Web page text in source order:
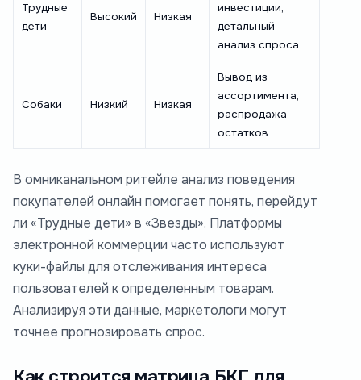
Трудные
дети
Высокий Низкая
инвестиции,
детальный
анализ спроса
Собаки Низкий Низкая
Вывод из
ассортимента,
распродажа
остатков
В омниканальном ритейле анализ поведения
покупателей онлайн помогает понять, перейдут
ли «Трудные дети» в «Звезды». Платформы
электронной коммерции часто используют
куки-файлы для отслеживания интереса
пользователей к определенным товарам.
Анализируя эти данные, маркетологи могут
точнее прогнозировать спрос.